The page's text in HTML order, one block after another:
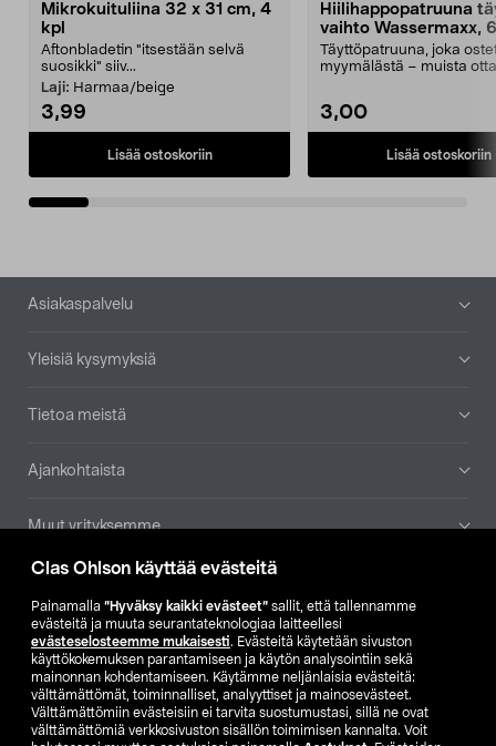
Clas Ohlson käyttää evästeitä
Painamalla ”Hyväksy kaikki evästeet” sallit, että tallennamme
evästeitä ja muuta seurantateknologiaa laitteellesi
evästeselosteemme mukaisesti. Evästeitä käytetään sivuston
käyttökokemuksen parantamiseen ja käytön analysointiin sekä
mainonnan kohdentamiseen. Käytämme neljänlaisia evästeitä:
välttämättömät, toiminnalliset, analyyttiset ja mainosevästeet.
Välttämättömiin evästeisiin ei tarvita suostumustasi, sillä ne ovat
välttämättömiä verkkosivuston sisällön toimimisen kannalta. Voit
Mikrokuituliina 32 x 31 cm, 4
kpl
Aftonbladetin "itsestään selvä
suosikki" siiv...
Laji: Harmaa/beige
3,99
Lisää ostoskoriin
Hiilihappopatruuna
vaihto Wassermaxx,
Täyttöpatruuna, joka
myymälästä – muista
3,00
Lisää ostoskoriin
Alatunniste
Asiakaspalvelu
Yleisiä kysymyksiä
Tietoa meistä
Ajankohtaista
Muut yrityksemme
Etsi myymälä
SE NO FI
FI SV